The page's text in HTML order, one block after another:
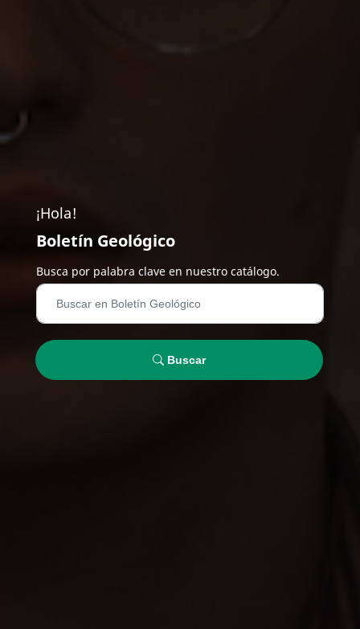
¡Hola!
Boletín Geológico
Busca por palabra clave en nuestro catálogo.
Buscar